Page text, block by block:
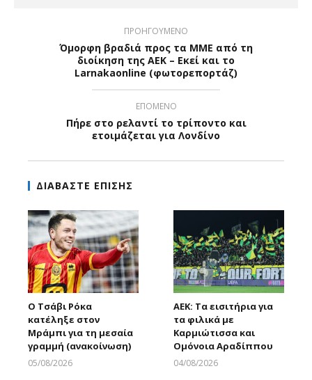
ΠΡΟΗΓΟΥΜΕΝΟ
Όμορφη βραδιά προς τα ΜΜΕ από τη
διοίκηση της ΑΕΚ – Εκεί και το
Larnakaonline (φωτορεπορτάζ)
ΕΠΟΜΕΝΟ
Πήρε στο ρελαντί το τρίποντο και
ετοιμάζεται για Λονδίνο
ΔΙΑΒΑΣΤΕ ΕΠΙΣΗΣ
Ο Τσάβι Ρόκα
κατέληξε στον
Μράμπι για τη μεσαία
γραμμή (ανακοίνωση)
05/08/2026
ΑΕΚ: Τα εισιτήρια για
τα φιλικά με
Καρμιώτισσα και
Ομόνοια Αραδίππου
04/08/2026